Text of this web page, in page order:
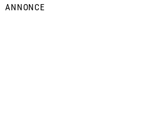
ANNONCE